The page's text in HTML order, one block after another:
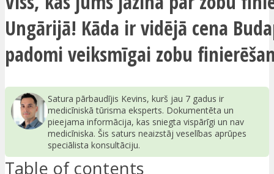
Ungārijā! Kāda ir vidējā cena
padomi veiksmīgai zobu
Satura pārbaudījis Kevins, kurš jau 7 gadus ir
medicīniskā tūrisma eksperts. Dokumentēta un
pieejama informācija, kas sniegta vispārīgi un nav
medicīniska. Šis saturs neaizstāj veselības aprūpes
speciālista konsultāciju.
Table of contents